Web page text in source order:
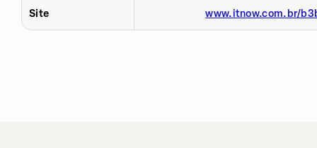
Site www.itnow.com.br/